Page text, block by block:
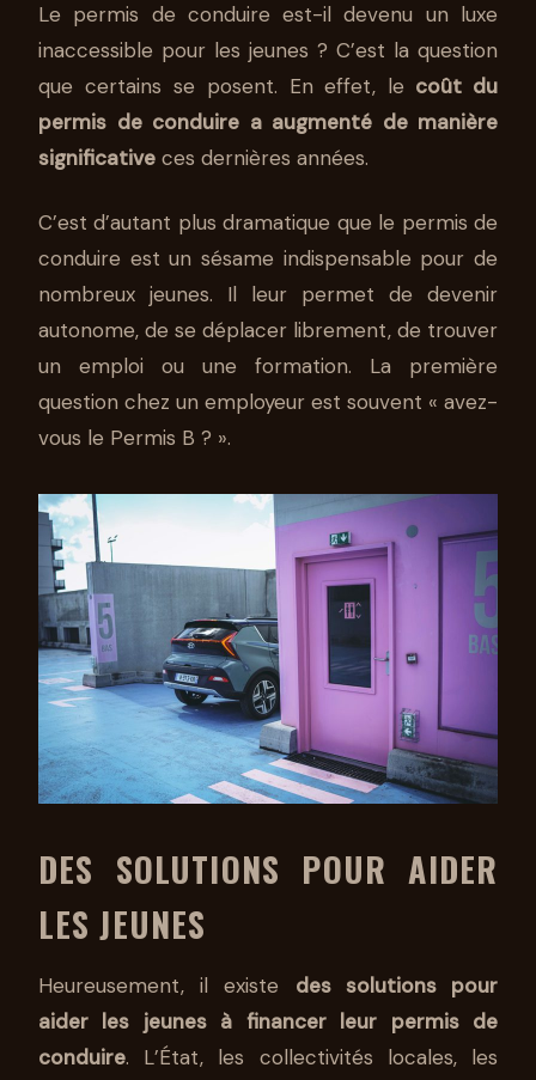
Le permis de conduire est-il devenu un luxe
inaccessible pour les jeunes ? C’est la question
que certains se posent. En effet, le coût du
permis de conduire a augmenté de manière
significative ces dernières années.
C’est d’autant plus dramatique que le permis de
conduire est un sésame indispensable pour de
nombreux jeunes. Il leur permet de devenir
autonome, de se déplacer librement, de trouver
un emploi ou une formation. La première
question chez un employeur est souvent « avez-
vous le Permis B ? ».
DES SOLUTIONS POUR AIDER
LES JEUNES
Heureusement, il existe des solutions pour
aider les jeunes à financer leur permis de
conduire. L’État, les collectivités locales, les